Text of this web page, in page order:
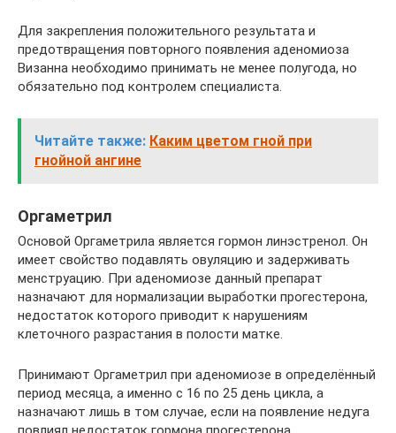
Для закрепления положительного результата и
предотвращения повторного появления аденомиоза
Визанна необходимо принимать не менее полугода, но
обязательно под контролем специалиста.
Читайте также: Каким цветом гной при
гнойной ангине
Оргаметрил
Основой Оргаметрила является гормон линэстренол. Он
имеет свойство подавлять овуляцию и задерживать
менструацию. При аденомиозе данный препарат
назначают для нормализации выработки прогестерона,
недостаток которого приводит к нарушениям
клеточного разрастания в полости матке.
Принимают Оргаметрил при аденомиозе в определённый
период месяца, а именно с 16 по 25 день цикла, а
назначают лишь в том случае, если на появление недуга